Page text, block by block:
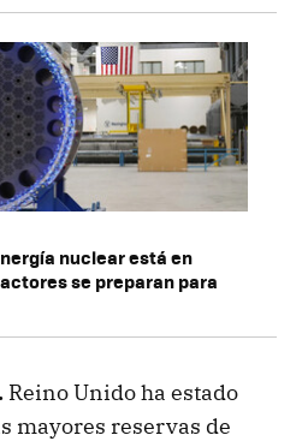
nuclear está en
se preparan para
Reino Unido ha estado
mayores reservas de